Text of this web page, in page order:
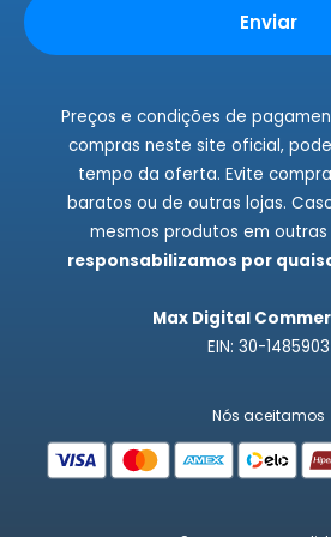
Enviar
Preços e condições de
compras neste site oficial,
tempo da oferta. Evite
baratos ou de outras lojas.
mesmos produtos em outras
responsabilizamos por
Max Digital
EIN: 30-1485903
Nós aceitamos